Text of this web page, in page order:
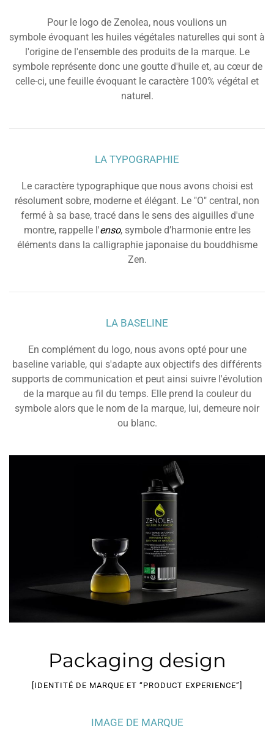
Pour le logo de Zenolea, nous voulions un
symbole évoquant les huiles végétales naturelles qui sont à
l'origine de l'ensemble des produits de la marque. Le
symbole représente donc une goutte d'huile et, au cœur de
celle-ci, une feuille évoquant le caractère 100% végétal et
naturel.
LA TYPOGRAPHIE
Le caractère typographique que nous avons choisi est
résolument sobre, moderne et élégant. Le "O" central, non
fermé à sa base, tracé dans le sens des aiguilles d'une
montre, rappelle l'enso, symbole d’harmonie entre les
éléments dans la calligraphie japonaise du bouddhisme
Zen.
LA BASELINE
En complément du logo, nous avons opté pour une
baseline variable, qui s'adapte aux objectifs des différents
supports de communication et peut ainsi suivre l'évolution
de la marque au fil du temps. Elle prend la couleur du
symbole alors que le nom de la marque, lui, demeure noir
ou blanc.
Packaging design
[IDENTITÉ DE MARQUE ET “PRODUCT EXPERIENCE”]
IMAGE DE MARQUE